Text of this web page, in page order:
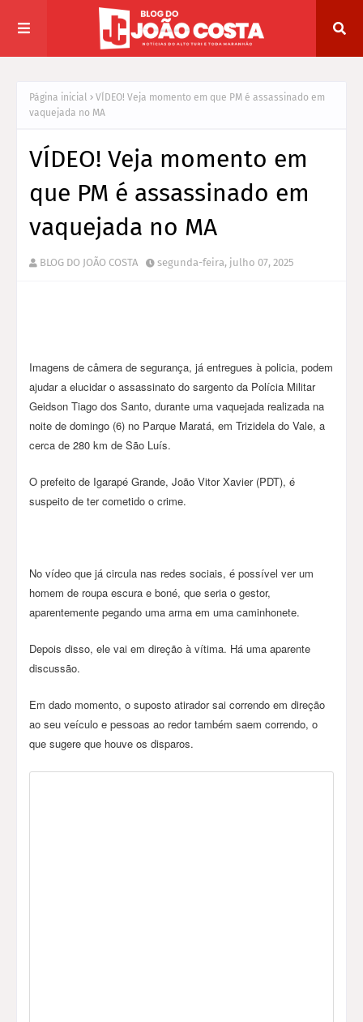
Página inicial
VÍDEO! Veja momento em que PM é assassinado em
vaquejada no MA
VÍDEO! Veja momento em
que PM é assassinado em
vaquejada no MA
BLOG DO JOÃO COSTA segunda-feira, julho 07, 2025
Imagens de câmera de segurança, já entregues à policia, podem
ajudar a elucidar o assassinato do sargento da Polícia Militar
Geidson Tiago dos Santo, durante uma vaquejada realizada na
noite de domingo (6) no Parque Maratá, em Trizidela do Vale, a
cerca de 280 km de São Luís.
O prefeito de Igarapé Grande, João Vitor Xavier (PDT), é
suspeito de ter cometido o crime.
No vídeo que já circula nas redes sociais, é possível ver um
homem de roupa escura e boné, que seria o gestor,
aparentemente pegando uma arma em uma caminhonete.
Depois disso, ele vai em direção à vítima. Há uma aparente
discussão.
Em dado momento, o suposto atirador sai correndo em direção
ao seu veículo e pessoas ao redor também saem correndo, o
que sugere que houve os disparos.